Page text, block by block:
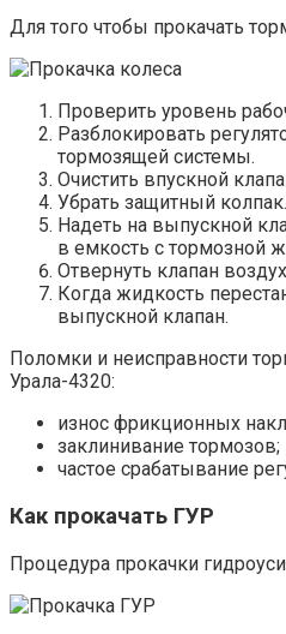
Для того чтобы прокачать
Проверить уровень
Разблокировать
тормозящей системы.
Очистить впускной
Убрать защитный колпак.
Надеть на выпускной
в емкость с тормозной
Отвернуть клапан
Когда жидкость
выпускной клапан.
Поломки и неисправности
Урала-4320:
износ фрикционных
заклинивание тормозов;
частое срабатывание
Как прокачать ГУР
Процедура прокачки